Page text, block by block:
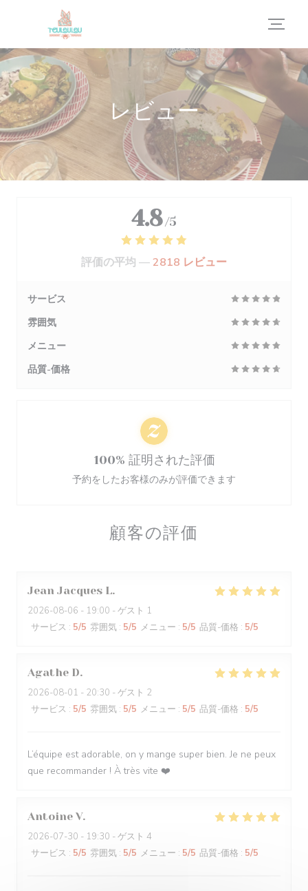
クッキー利用の管理について
レビュー
顧客の評価
Jean Jacques L
2026-08-06 - 19:00 - ゲスト 1
サービス : 5/5 雰囲気 : 5/5 メニュー : 5/5 品質-価格 : 5/5
Agathe D
2026-08-01 - 20:30 - ゲスト 2
サービス : 5/5 雰囲気 : 5/5 メニュー : 5/5 品質-価格 : 5/5
L’équipe est adorable, on y mange super bien. Je ne peux
que recommander ! À très vite ❤️
Antoine V
2026-07-30 - 19:30 - ゲスト 4
サービス : 5/5 雰囲気 : 5/5 メニュー : 5/5 品質-価格 : 5/5
4.8 /5
評価の平均 —2818 レビュー
サービス
雰囲気
メニュー
品質-価格
100% 証明された評価
予約をしたお客様のみが評価できます